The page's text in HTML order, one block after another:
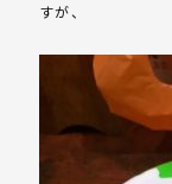
すが、